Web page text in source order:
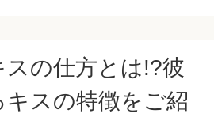
の仕方とは!?彼
スの特徴をご紹